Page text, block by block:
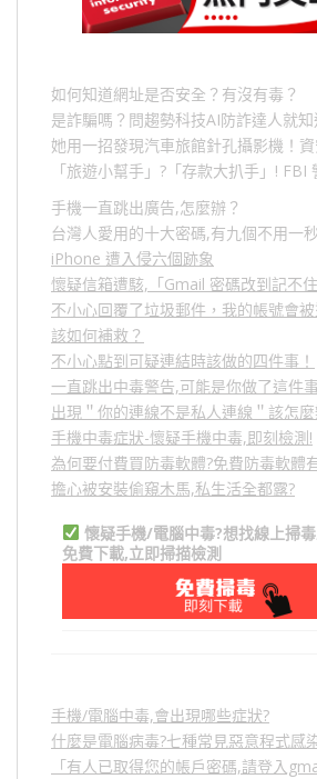
如何知道網址是否安全？有沒有毒？
是詐騙嗎？問趨勢科技AI防詐達人就知
她用一招發現汽車旅館針孔攝影機！
「旅遊小幫手」 ? 「存款大扒手」 ! FBI
手機一直跳出廣告,怎麼辦？
台灣人愛用的十大密碼,有九個不用一
iPhone 遭入侵六個跡象
懷疑信箱遭駭,「Gmail 密碼改到記不
不小心回覆了垃圾郵件，我的帳號會被
該如何補救？
不小心點到可疑連結時該做的四件事！
一直跳出中毒警告,可能是你做了這件事
出現＂你的連線不是私人連線＂該怎麼
手機中毒症狀-懷疑手機中毒,即刻檢測!
為何要付費買防毒軟體?免費防毒軟體
擔心被安裝偷窺木馬,私生活全都露?
懷疑手機/電腦中毒?想找線上掃
免費下載,立即掃描檢測
手機/電腦中毒,會出現哪些症狀?
什麼是電腦病毒?七種常見惡意程式感
「有人已取得您的帳戶密碼,請登入